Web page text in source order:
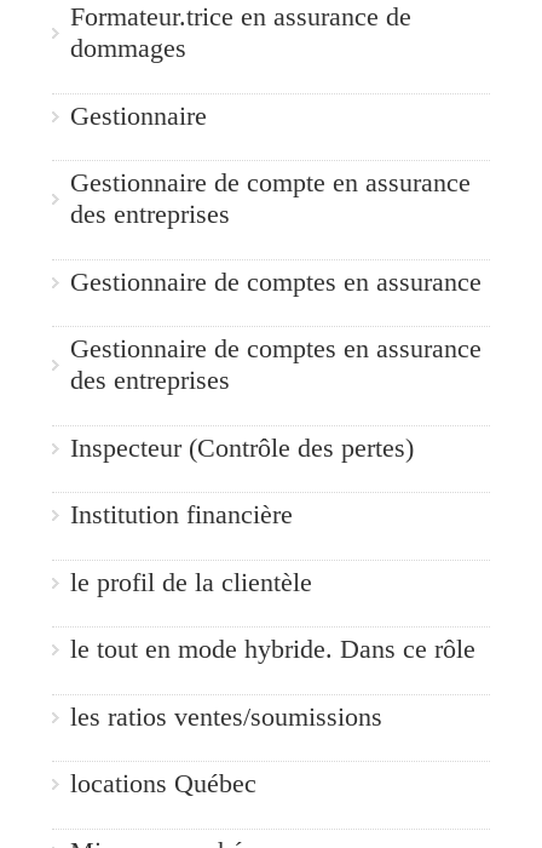
Formateur.trice en assurance de
dommages
Gestionnaire
Gestionnaire de compte en assurance
des entreprises
Gestionnaire de comptes en assurance
Gestionnaire de comptes en assurance
des entreprises
Inspecteur (Contrôle des pertes)
Institution financière
le profil de la clientèle
le tout en mode hybride. Dans ce rôle
les ratios ventes/soumissions
locations Québec